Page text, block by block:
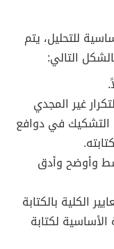
للتحليل، يتم
التالي:
غير المجدي
في دوافع
وأوضح وأدق
الكلية بالكتابة
الأساسية لكتابة